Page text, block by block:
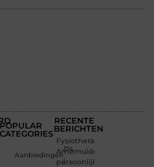
POPULAR
CATEGORIES
Aanbiedingen
(74
)
RECENTE
BERICHTEN
Fysiotherapeut
Arnemuiden:
persoonlijke